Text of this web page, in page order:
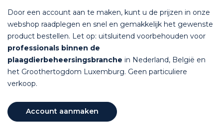
Door een account aan te maken, kunt u de prijzen in onze
webshop raadplegen en snel en gemakkelijk het gewenste
product bestellen. Let op: uitsluitend voorbehouden voor
professionals binnen de
plaagdierbeheersingsbranche in Nederland, België en
het Groothertogdom Luxemburg. Geen particuliere
verkoop.
Account aanmaken